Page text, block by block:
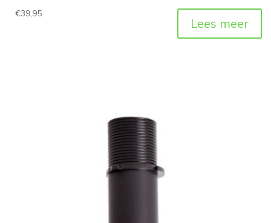
€39,95
Lees meer